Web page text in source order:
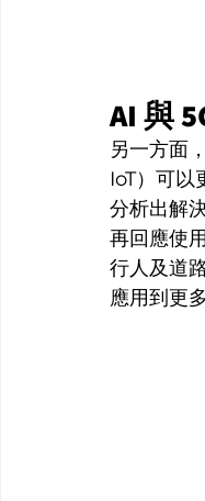
AI 與
另一方面
IoT）可
分析出解
再回應使
行人及道
應用到更